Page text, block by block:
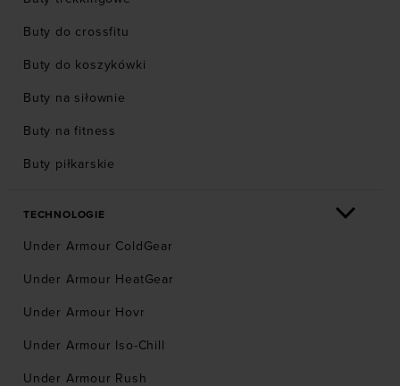
Buty do crossfitu
Buty do koszykówki
Buty na siłownie
Buty na fitness
Buty piłkarskie
TECHNOLOGIE
Under Armour ColdGear
Under Armour HeatGear
Under Armour Hovr
Under Armour Iso-Chill
Under Armour Rush